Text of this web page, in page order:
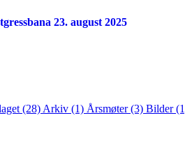
23. august 2025
(28) Arkiv (1) Årsmøter (3) Bilder